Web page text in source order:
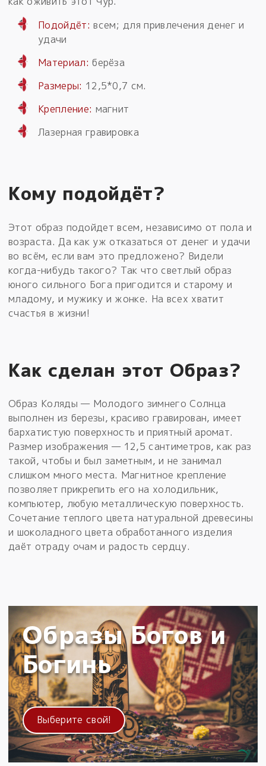
Подойдёт: всем; для привлечения денег и
удачи
Материал: берёза
Размеры: 12,5*0,7 см.
Крепление: магнит
Лазерная гравировка
Кому подойдёт?
Этот образ подойдет всем, независимо от пола и
возраста. Да как уж отказаться от денег и удачи
во всём, если вам это предложено? Видели
когда-нибудь такого? Так что светлый образ
юного сильного Бога пригодится и старому и
младому, и мужику и жонке. На всех хватит
счастья в жизни!
Как сделан этот Образ?
Образ Коляды — Молодого зимнего Солнца
выполнен из березы, красиво гравирован, имеет
бархатистую поверхность и приятный аромат.
Размер изображения — 12,5 сантиметров, как раз
такой, чтобы и был заметным, и не занимал
слишком много места. Магнитное крепление
позволяет прикрепить его на холодильник,
компьютер, любую металлическую поверхность.
Сочетание теплого цвета натуральной древесины
и шоколадного цвета обработанного изделия
даёт отраду очам и радость сердцу.
Образы Богов и
Богинь
Выберите свой!